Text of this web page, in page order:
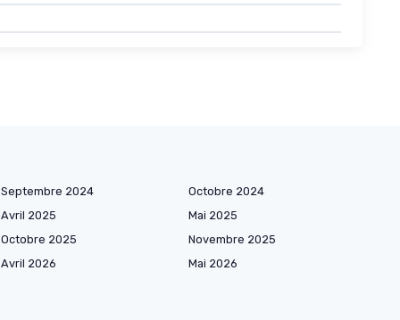
Septembre 2024
Octobre 2024
Avril 2025
Mai 2025
Octobre 2025
Novembre 2025
Avril 2026
Mai 2026